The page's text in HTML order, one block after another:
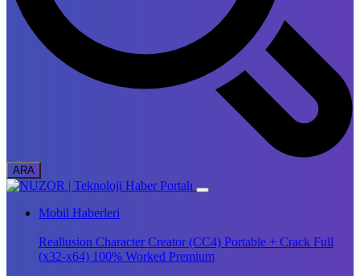
Mobil Haberleri
Reallusion Character Creator (CC4) Portable + Crack Full
(x32-x64) 100% Worked Premium